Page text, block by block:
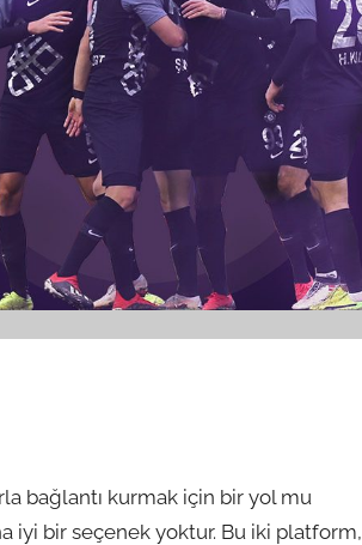
bağlantı kurmak için bir yol mu
iyi bir seçenek yoktur. Bu iki platform,